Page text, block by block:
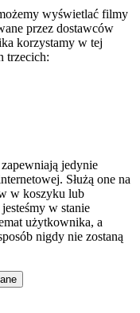
wyświetlać filmy
przez dostawców
korzystamy w tej
trzecich:
jedynie
Służą one na
w koszyku lub
w stanie
użytkownika, a
nigdy nie zostaną